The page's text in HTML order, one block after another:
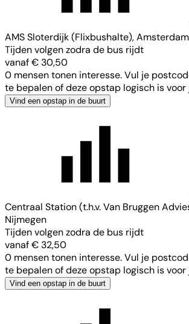
AMS Sloterdijk (Flixbushalte), Amsterdam
Tijden volgen zodra de bus rijdt
vanaf € 30,50
0 mensen tonen interesse. Vul je
te bepalen of deze opstap logisch is voor
Vind een opstap in de buurt
Centraal Station (t.h.v. Van Bruggen
Nijmegen
Tijden volgen zodra de bus rijdt
vanaf € 32,50
0 mensen tonen interesse. Vul je
te bepalen of deze opstap logisch is voor
Vind een opstap in de buurt